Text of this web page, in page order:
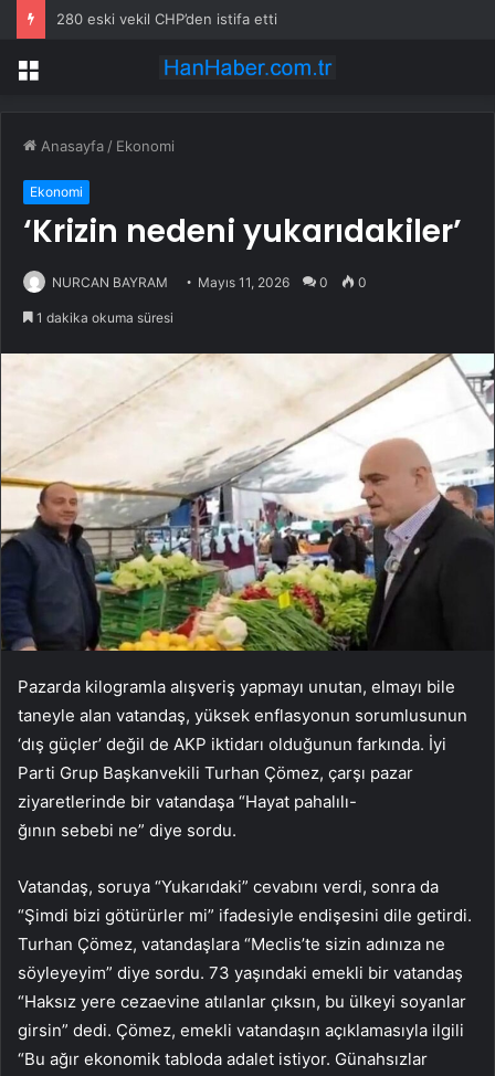
280 eski vekil CHP’den istifa etti
Menü
Anasayfa / Ekonomi
Ekonomi
‘Krizin nedeni yukarıdakiler’
NURCAN BAYRAM Mayıs 11, 2026 0 0
1 dakika okuma süresi
Pazarda kilogramla alışveriş yapmayı unutan, elmayı bile
taneyle alan vatandaş, yüksek enflasyonun sorumlusunun
‘dış güçler’ değil de AKP iktidarı olduğunun farkında. İyi
Parti Grup Başkanvekili Turhan Çömez, çarşı pazar
ziyaretlerinde bir vatandaşa “Hayat pahalılı-
ğının sebebi ne” diye sordu.
Vatandaş, soruya “Yukarıdaki” cevabını verdi, sonra da
“Şimdi bizi götürürler mi” ifadesiyle endişesini dile getirdi.
Turhan Çömez, vatandaşlara “Meclis’te sizin adınıza ne
söyleyeyim” diye sordu. 73 yaşındaki emekli bir vatandaş
“Haksız yere cezaevine atılanlar çıksın, bu ülkeyi soyanlar
girsin” dedi. Çömez, emekli vatandaşın açıklamasıyla ilgili
“Bu ağır ekonomik tabloda adalet istiyor. Günahsızlar